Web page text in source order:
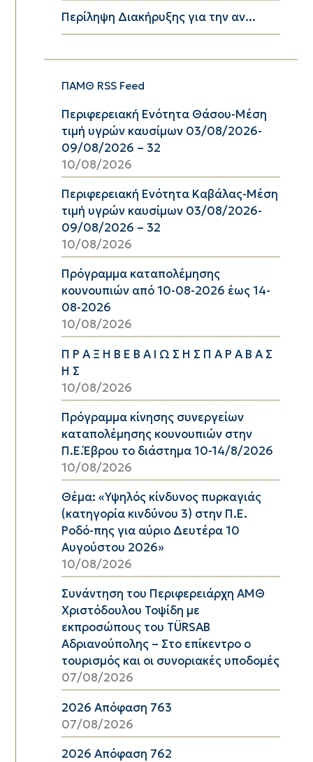
Περίληψη Διακήρυξης για την αν...
ΠΑΜΘ RSS Feed
Περιφερειακή Ενότητα Θάσου-Μέση
τιμή υγρών καυσίμων 03/08/2026-
09/08/2026 – 32
10/08/2026
Περιφερειακή Ενότητα Καβάλας-Μέση
τιμή υγρών καυσίμων 03/08/2026-
09/08/2026 – 32
10/08/2026
Πρόγραμμα καταπολέμησης
κουνουπιών από 10-08-2026 έως 14-
08-2026
10/08/2026
Π Ρ Α Ξ Η Β Ε Β Α Ι Ω Σ Η Σ Π Α Ρ Α Β Α Σ
Η Σ
10/08/2026
Πρόγραμμα κίνησης συνεργείων
καταπολέμησης κουνουπιών στην
Π.Ε.Έβρου το διάστημα 10-14/8/2026
10/08/2026
Θέμα: «Υψηλός κίνδυνος πυρκαγιάς
(κατηγορία κινδύνου 3) στην Π.Ε.
Ροδό-πης για αύριο Δευτέρα 10
Αυγούστου 2026»
10/08/2026
Συνάντηση του Περιφερειάρχη ΑΜΘ
Χριστόδουλου Τοψίδη με
εκπροσώπους του TÜRSAB
Αδριανούπολης – Στο επίκεντρο ο
τουρισμός και οι συνοριακές υποδομές
07/08/2026
2026 Απόφαση 763
07/08/2026
2026 Απόφαση 762